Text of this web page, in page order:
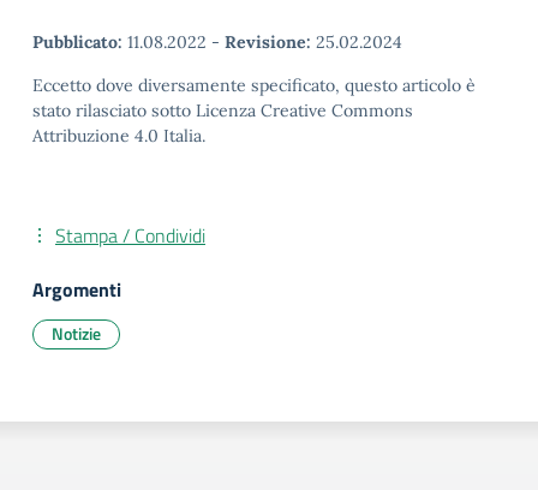
Pubblicato: 11.08.2022 - Revisione: 25.02.2024
Eccetto dove diversamente specificato, questo articolo è
stato rilasciato sotto Licenza Creative Commons
Attribuzione 4.0 Italia.
Stampa / Condividi
Argomenti
Notizie